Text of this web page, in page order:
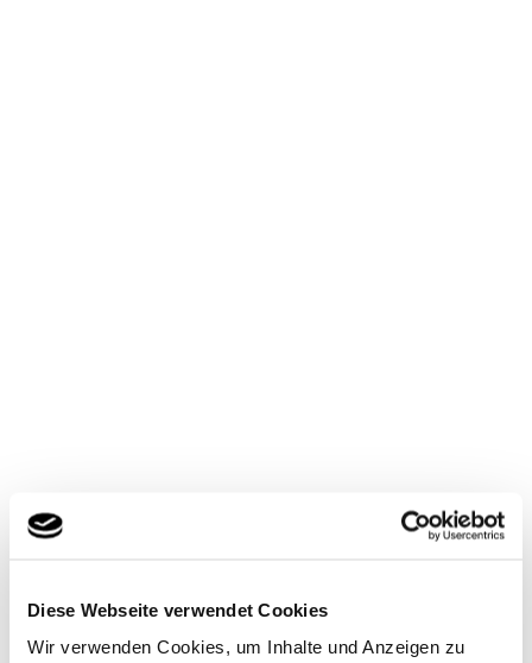
Diese Webseite verwendet Cookies
Wir verwenden Cookies, um Inhalte und Anzeigen zu